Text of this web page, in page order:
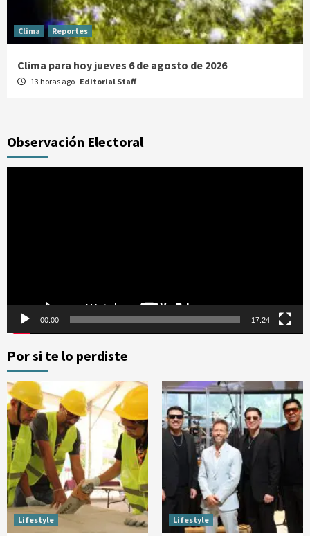
Clima Reportes
Clima para hoy jueves 6 de agosto de 2026
13 horas ago Editorial Staff
Observación Electoral
00:00 17:24
Por si te lo perdiste
Lifestyle Lifestyle